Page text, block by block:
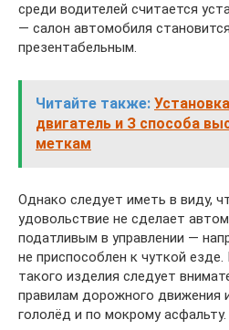
среди водителей считается
— салон автомобиля
презентабельным.
Читайте также:
двигатель и З способа
меткам
Однако следует иметь в виду,
удовольствие не сделает
податливым в управлении —
не приспособлен к чуткой
такого изделия следует
правилам дорожного движения
гололёд и по мокрому асфальту.